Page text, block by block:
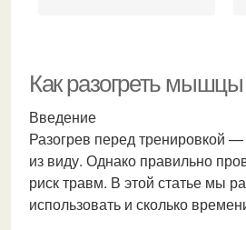
Как разогреть мышцы
Введение
Разогрев перед тренировкой
из виду. Однако правильно
риск травм. В этой статье мы
использовать и сколько